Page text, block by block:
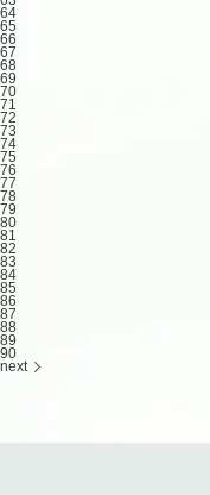
64
65
66
67
68
69
70
71
72
73
74
75
76
77
78
79
80
81
82
83
84
85
86
87
88
89
90
next